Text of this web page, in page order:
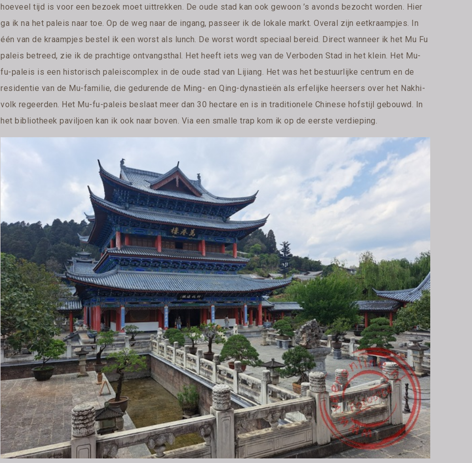
hoeveel tijd is voor een bezoek moet uittrekken. De oude stad kan ook gewoon ’s avonds bezocht worden. Hier
ga ik na het paleis naar toe. Op de weg naar de ingang, passeer ik de lokale markt. Overal zijn eetkraampjes. In
één van de kraampjes bestel ik een worst als lunch. De worst wordt speciaal bereid. Direct wanneer ik het Mu Fu
paleis betreed, zie ik de prachtige ontvangsthal. Het heeft iets weg van de Verboden Stad in het klein. Het Mu-
fu-paleis is een historisch paleiscomplex in de oude stad van Lijiang. Het was het bestuurlijke centrum en de
residentie van de Mu-familie, die gedurende de Ming- en Qing-dynastieën als erfelijke heersers over het Nakhi-
volk regeerden. Het Mu-fu-paleis beslaat meer dan 30 hectare en is in traditionele Chinese hofstijl gebouwd. In
het bibliotheek paviljoen kan ik ook naar boven. Via een smalle trap kom ik op de eerste verdieping.